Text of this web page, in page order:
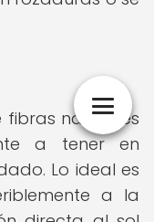
fibras naturales
a tener en
Lo ideal es
a la